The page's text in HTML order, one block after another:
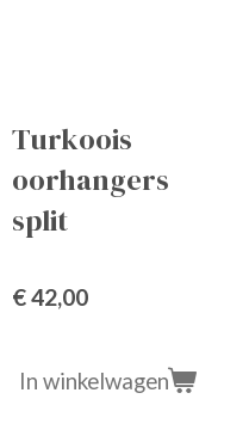
Turkoois
oorhangers
split
€ 42,00
In winkelwagen